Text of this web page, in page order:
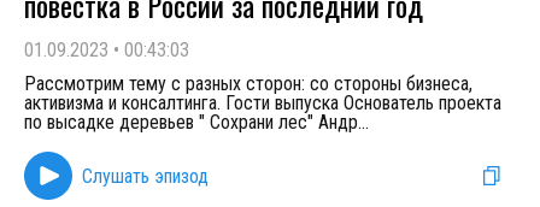
01.09.2023 • 00:43:03
Рассмотрим тему с разных сторон: со стороны бизнеса,
активизма и консалтинга. Гости выпуска Основатель проекта
по высадке деревьев " Сохрани лес" Андр...
Слушать эпизод